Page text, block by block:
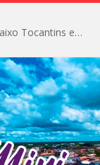
Igarapé-Miri conquista o melhor IDEB do Baixo Tocantins e avança na qualidade da educação pública